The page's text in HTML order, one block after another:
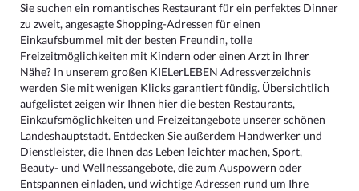
Sie suchen ein romantisches Restaurant für ein perfektes Dinner
zu zweit, angesagte Shopping-Adressen für einen
Einkaufsbummel mit der besten Freundin, tolle
Freizeitmöglichkeiten mit Kindern oder einen Arzt in Ihrer
Nähe? In unserem großen KIELerLEBEN Adressverzeichnis
werden Sie mit wenigen Klicks garantiert fündig. Übersichtlich
aufgelistet zeigen wir Ihnen hier die besten Restaurants,
Einkaufsmöglichkeiten und Freizeitangebote unserer schönen
Landeshauptstadt. Entdecken Sie außerdem Handwerker und
Dienstleister, die Ihnen das Leben leichter machen, Sport,
Beauty- und Wellnessangebote, die zum Auspowern oder
Entspannen einladen, und wichtige Adressen rund um Ihre